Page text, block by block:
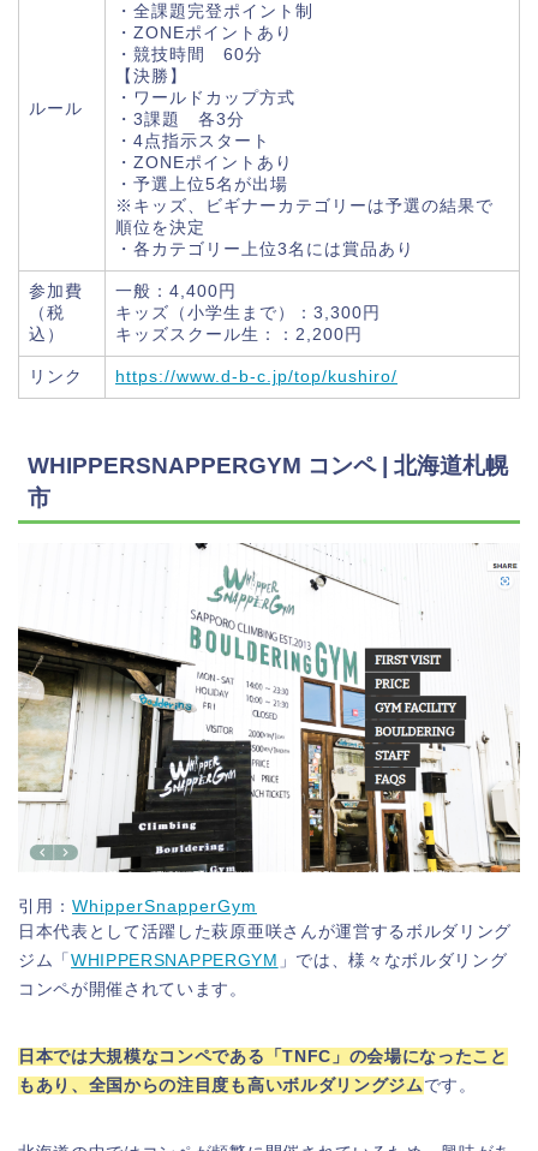
ルール
・全課題完登ポイント制
・ZONEポイントあり
・競技時間 60分
【決勝】
・ワールドカップ方式
・3課題 各3分
・4点指示スタート
・ZONEポイントあり
・予選上位5名が出場
※キッズ、ビギナーカテゴリーは予選の結果で
順位を決定
・各カテゴリー上位3名には賞品あり
参加費
（税
込）
一般：4,400円
キッズ（小学生まで）：3,300円
キッズスクール生：：2,200円
リンク https://www.d-b-c.jp/top/kushiro/
WHIPPERSNAPPERGYM コンペ | 北海道札幌
市
引用： WhipperSnapperGym
日本代表として活躍した萩原亜咲さんが運営するボルダリング
ジム「WHIPPERSNAPPERGYM 」では、様々なボルダリング
コンペが開催されています。
日本では大規模なコンペである「TNFC」の会場になったこと
もあり、全国からの注目度も高いボルダリングジムです。